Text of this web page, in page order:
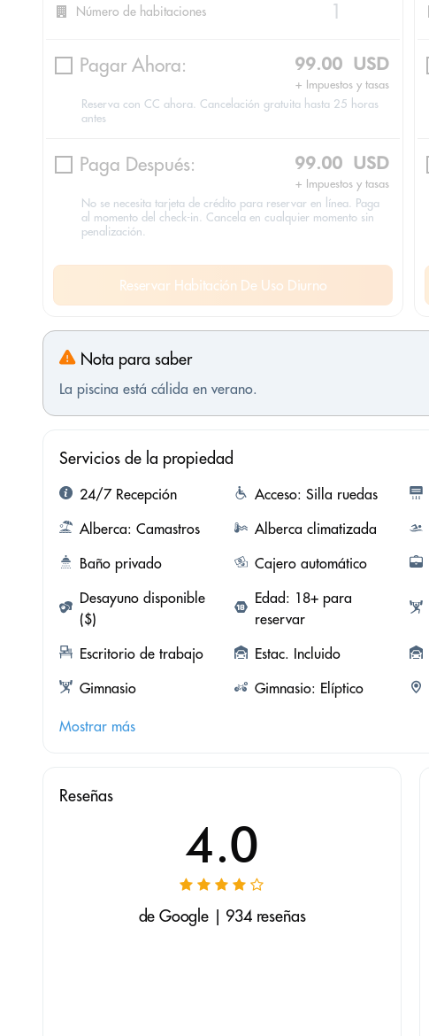
Número de habitaciones
Pagar Ahora: 99.00 USD
+ Impuestos y tasas
Reserva con CC ahora. Cancelación gratuita hasta 25 horas
antes
Paga Después: 99.00 USD
+ Impuestos y tasas
No se necesita tarjeta de crédito para reservar en línea. Paga
al momento del check-in. Cancela en cualquier momento sin
penalización.
Reservar Habitación De Uso Diurno
Nota para saber
La piscina está cálida en verano.
Servicios de la propiedad
24/7 Recepción Acceso: Silla ruedas
Alberca: Camastros
Alberca climatizada
Baño privado
Cajero automático
Desayuno disponible
($)
Edad: 18+ para
reservar
Escritorio de trabajo Estac. Incluido
Gimnasio
Gimnasio: Elíptico
Mostrar más
Reseñas
4.0
de Google | 934 reseñas